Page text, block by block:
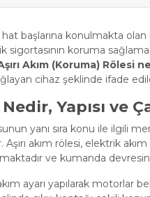
başlarına konulmakta olan
sigortasının koruma
Akım (Koruma) Rölesi
cihaz şeklinde ifade
Yapısı ve
yanı sıra konu ile ilgili
Aşırı akım rölesi, elektrik
ve kumanda
ayarı yapılarak motorlar